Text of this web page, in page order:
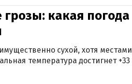
какая погода
сухой, хотя местами
температура достигнет +33